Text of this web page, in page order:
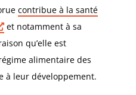
contribue à la santé
et notamment à sa
qu’elle est
alimentaire des
à leur développement.